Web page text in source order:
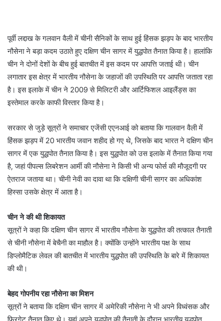
पूर्वी लद्दाख के गलवान वैली में चीनी सैनिकों के साथ हुई हिंसक झड़प के बाद भारतीय
नौसेना ने बड़ा कदम उठाते हुए दक्षिण चीन सागर में युद्धपोत तैनात किया है। हालांकि
चीन ने दोनों देशों के बीच हुई बातचीत में इस कदम पर आपत्ति जताई थी। चीन
लगातार इस क्षेत्र में भारतीय नौसेना के जहाजों की उपस्थिति पर आपत्ति जताता रहा
है। इस इलाके में चीन ने 2009 से मिलिटरी और आर्टिफिशल आइलैंड्स का
इस्तेमाल करके काफी विस्तार किया है।
सरकार से जुड़े सूत्रों ने समाचार एजेंसी एएनआई को बताया कि गालवान वैली में
हिंसक झड़प में 20 भारतीय जवान शहीद हो गए थे, जिसके बाद भारत ने दक्षिण चीन
सागर में एक युद्धपोत तैनात किया है। इस युद्धपोत को उस इलाके में तैनात किया गया
है, जहां पीपल्स लिबरेशन आर्मी की नौसेना ने किसी भी अन्य फोर्स की मौजूदगी पर
ऐतराज जताया था। चीनी नेवी का दावा था कि दक्षिणी चीनी सागर का अधिकांश
हिस्सा उसके क्षेत्र में आता है।
चीन ने की थी शिकायत
सूत्रों ने कहा कि दक्षिण चीन सागर में भारतीय नौसेना के युद्धपोत की तत्काल तैनाती
से चीनी नौसेना में बेचैनी का माहौल है। क्योंकि उन्होंने भारतीय पक्ष के साथ
डिप्लोमैटिक लेवल की बातचीत में भारतीय युद्धपोत की उपस्थिति के बारे में शिकायत
की थी।
बेहद गोपनीय रहा नौसेना का मिशन
सूत्रों ने बताया कि दक्षिण चीन सागर में अमेरिकी नौसेना ने भी अपने विध्वंसक और